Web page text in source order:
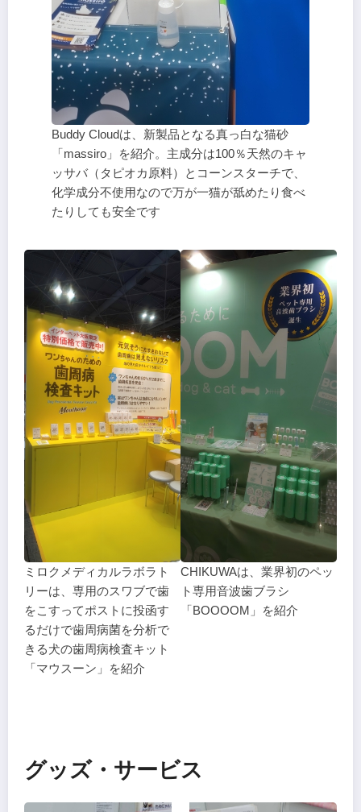
Buddy Cloudは、新製品となる真っ白な猫砂
「massiro」を紹介。主成分は100％天然のキャ
ッサバ（タピオカ原料）とコーンスターチで、
化学成分不使用なので万が一猫が舐めたり食べ
たりしても安全です
ミロクメディカルラボラト
リーは、専用のスワブで歯
をこすってポストに投函す
るだけで歯周病菌を分析で
きる犬の歯周病検査キット
「マウスーン」を紹介
CHIKUWAは、業界初のペッ
ト専用音波歯ブラシ
「BOOOOM」を紹介
グッズ・サービス